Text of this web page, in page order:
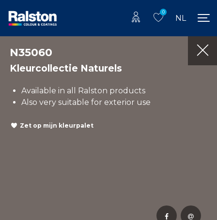
0
NL
N35060
Kleurcollectie Naturels
Available in all Ralston products
Also very suitable for exterior use
Zet op mijn kleurpalet